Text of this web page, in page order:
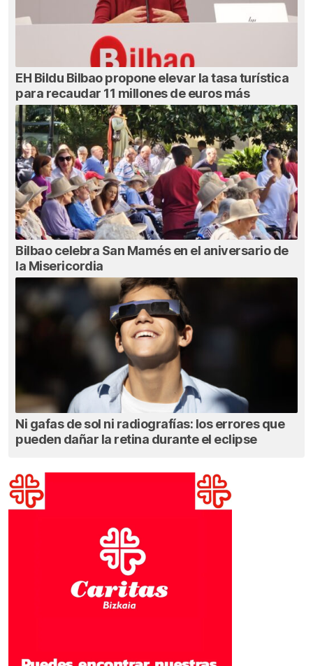
EH Bildu Bilbao propone elevar la tasa turística
para recaudar 11 millones de euros más
Bilbao celebra San Mamés en el aniversario de
la Misericordia
Ni gafas de sol ni radiografías: los errores que
pueden dañar la retina durante el eclipse